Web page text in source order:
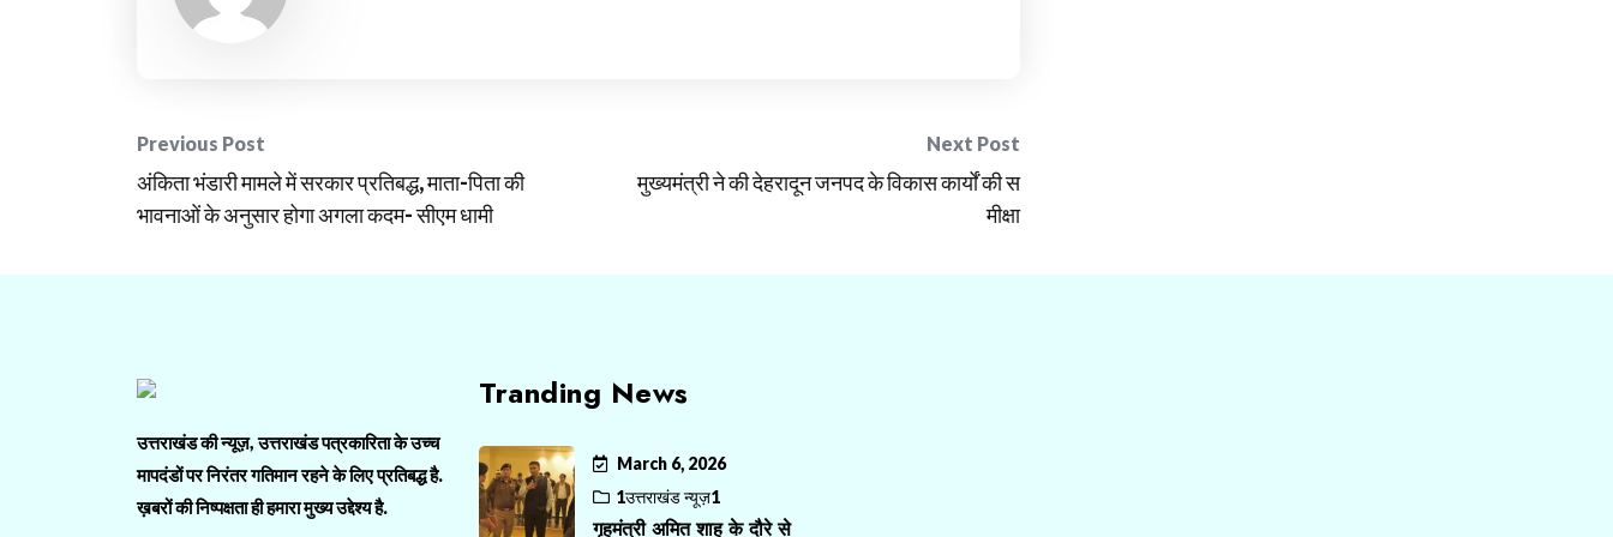
Post
navigation
Previous Post
अंकिता भंडारी मामले में सरकार प्रतिबद्ध, माता-पिता की
भावनाओं के अनुसार होगा अगला कदम- सीएम धामी
Next Post
मुख्यमंत्री ने की देहरादून जनपद के विकास कार्यों की स
मीक्षा
उत्तराखंड की न्यूज़, उत्तराखंड पत्रकारिता के उच्च
मापदंडों पर निरंतर गतिमान रहने के लिए प्रतिबद्ध है.
ख़बरों की निष्पक्षता ही हमारा मुख्य उद्देश्य है.
Tranding News
March 6, 2026
1उत्तराखंड न्यूज़1
गृहमंत्री अमित शाह के दौरे से